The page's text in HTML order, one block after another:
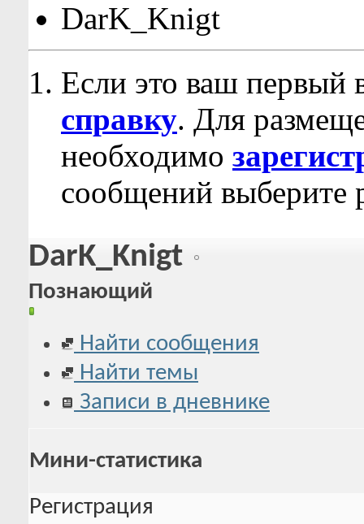
DarK_Knigt
Если это ваш первый
справку. Для
необходимо
сообщений выберите
DarK_Knigt
Познающий
Найти сообщения
Найти темы
Записи в дневнике
Мини-статистика
Регистрация